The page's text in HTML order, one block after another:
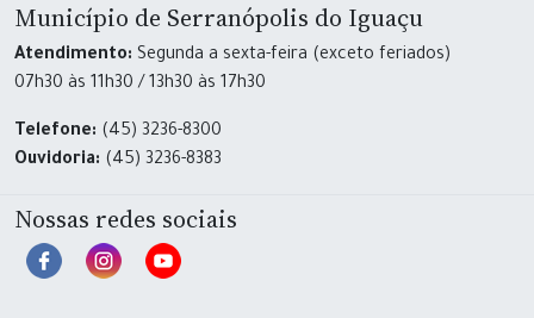
Município de Serranópolis do Iguaçu
Atendimento: Segunda a sexta-feira (exceto feriados)
07h30 às 11h30 / 13h30 às 17h30
Telefone: (45) 3236-8300
Ouvidoria: (45) 3236-8383
Nossas redes sociais